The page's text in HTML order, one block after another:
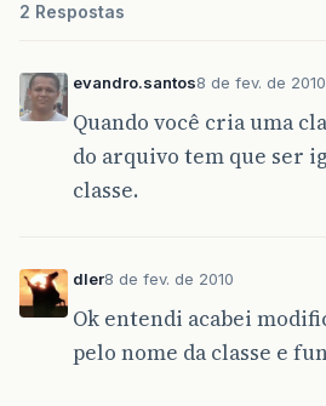
2 Respostas
evandro.santos8 de fev. de 2010
Quando você cria uma
do arquivo tem que ser
classe.
dler8 de fev. de 2010
Ok entendi acabei
pelo nome da classe e